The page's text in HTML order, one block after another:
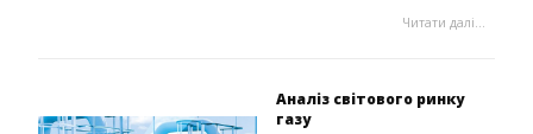
Читати далі...
Аналіз світового ринку
газу